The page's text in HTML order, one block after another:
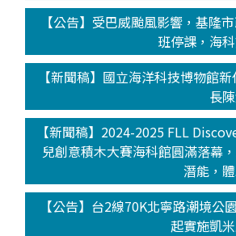
【公告】受巴威颱風影響，基隆
班停課，海
【新聞稿】國立海洋科技博物館
長
【新聞稿】2024-2025 FLL
兒創意積木大賽海科館圓滿落幕
潛能，
【公告】台2線70K北寧路潮境公
起實施凱